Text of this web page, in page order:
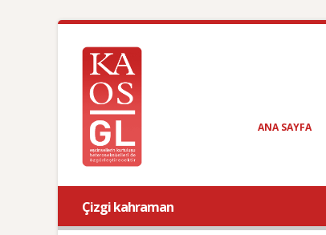
ANA SAYFA
Çizgi kahraman